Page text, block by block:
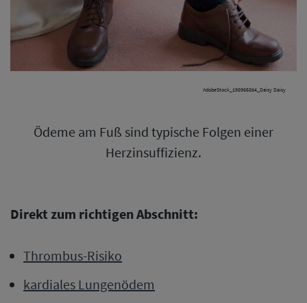
AdobeStock_198965864_Daisy Daisy
Ödeme am Fuß sind typische Folgen einer
Herzinsuffizienz.
Direkt zum richtigen Abschnitt:
Thrombus-Risiko
kardiales Lungenödem